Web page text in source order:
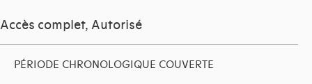
Accès complet, Autorisé
PÉRIODE CHRONOLOGIQUE COUVERTE